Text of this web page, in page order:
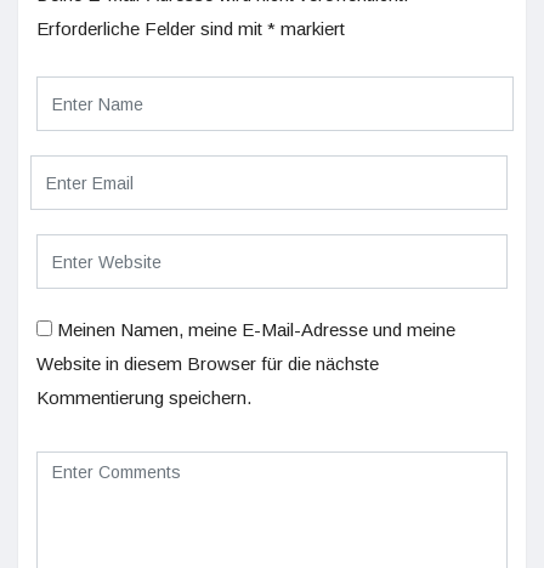
Erforderliche Felder sind mit * markiert
Meinen Namen, meine E-Mail-Adresse und meine
Website in diesem Browser für die nächste
Kommentierung speichern.